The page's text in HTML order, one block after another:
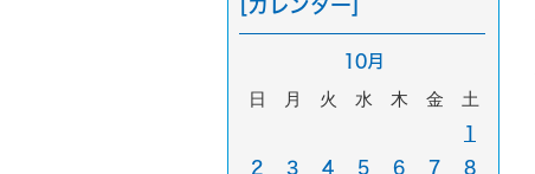
[カレンダー]
10月
日 月 火 水 木 金 土
1
2
3 4 5 6 7
8